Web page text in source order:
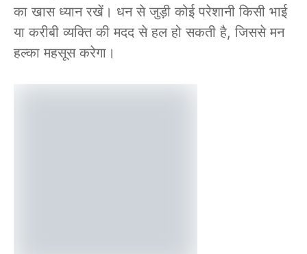
का खास ध्यान रखें। धन से जुड़ी कोई परेशानी किसी भाई
या करीबी व्यक्ति की मदद से हल हो सकती है, जिससे मन
हल्का महसूस करेगा।